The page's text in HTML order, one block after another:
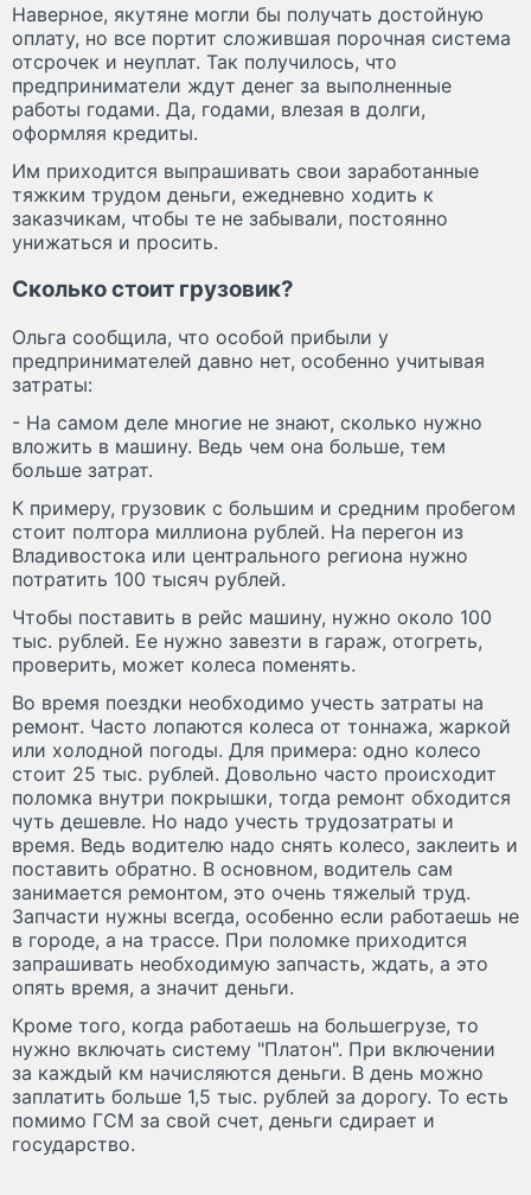
Наверное, якутяне могли бы получать достойную
оплату, но все портит сложившая порочная система
отсрочек и неуплат. Так получилось, что
предприниматели ждут денег за выполненные
работы годами. Да, годами, влезая в долги,
оформляя кредиты.
Им приходится выпрашивать свои заработанные
тяжким трудом деньги, ежедневно ходить к
заказчикам, чтобы те не забывали, постоянно
унижаться и просить.
Сколько стоит грузовик?
Ольга сообщила, что особой прибыли у
предпринимателей давно нет, особенно учитывая
затраты:
- На самом деле многие не знают, сколько нужно
вложить в машину. Ведь чем она больше, тем
больше затрат.
К примеру, грузовик с большим и средним пробегом
стоит полтора миллиона рублей. На перегон из
Владивостока или центрального региона нужно
потратить 100 тысяч рублей.
Чтобы поставить в рейс машину, нужно около 100
тыс. рублей. Ее нужно завезти в гараж, отогреть,
проверить, может колеса поменять.
Во время поездки необходимо учесть затраты на
ремонт. Часто лопаются колеса от тоннажа, жаркой
или холодной погоды. Для примера: одно колесо
стоит 25 тыс. рублей. Довольно часто происходит
поломка внутри покрышки, тогда ремонт обходится
чуть дешевле. Но надо учесть трудозатраты и
время. Ведь водителю надо снять колесо, заклеить и
поставить обратно. В основном, водитель сам
занимается ремонтом, это очень тяжелый труд.
Запчасти нужны всегда, особенно если работаешь не
в городе, а на трассе. При поломке приходится
запрашивать необходимую запчасть, ждать, а это
опять время, а значит деньги.
Кроме того, когда работаешь на большегрузе, то
нужно включать систему "Платон". При включении
за каждый км начисляются деньги. В день можно
заплатить больше 1,5 тыс. рублей за дорогу. То есть
помимо ГСМ за свой счет, деньги сдирает и
государство.